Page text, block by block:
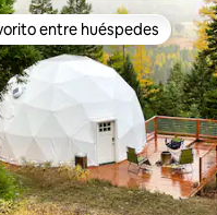
entre huéspedes preferido
entre huéspedes